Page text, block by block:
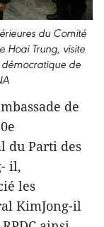
du Comité
Hoai Trung, visite
de
de
du Parti des
il,
les
KimJong-il